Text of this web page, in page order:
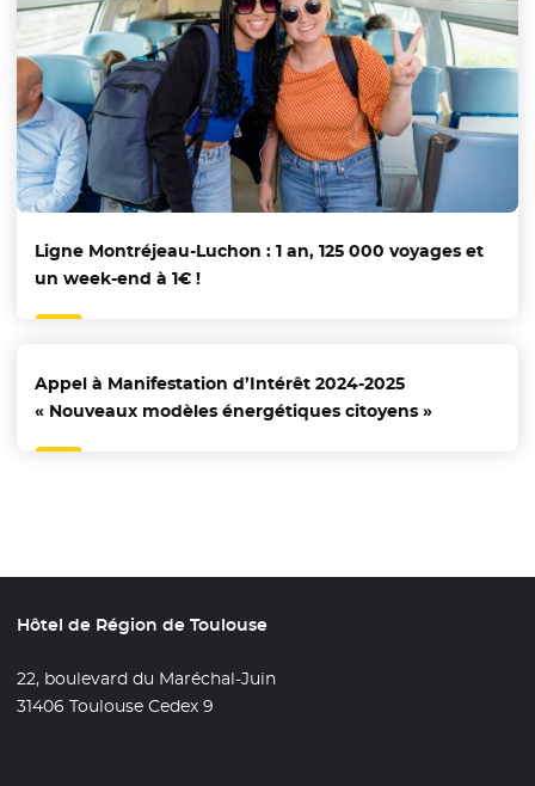
Ligne Montréjeau-Luchon : 1 an, 125 000 voyages et
un week-end à 1€ !
Appel à Manifestation d’Intérêt 2024-2025
« Nouveaux modèles énergétiques citoyens »
Hôtel de Région de Toulouse
22, boulevard du Maréchal-Juin
31406 Toulouse Cedex 9